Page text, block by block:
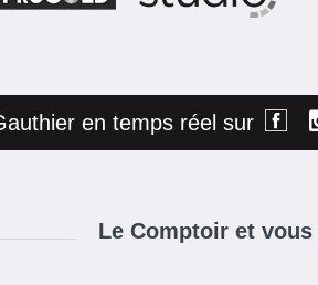
en temps réel sur
Le Comptoir et vous